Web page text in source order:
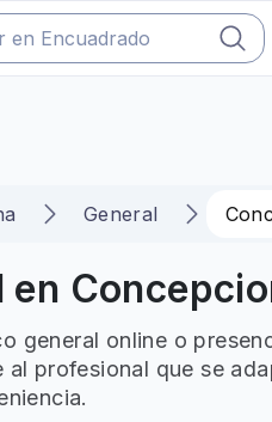
General
en
general online o
profesional que se